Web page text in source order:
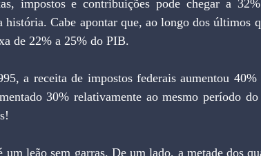
Cabe apontar que, ao longo dos últimos
de 22% a 25% do PIB.
30% relativamente ao mesmo período